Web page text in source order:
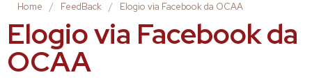
Home / FeedBack / Elogio via Facebook da OCAA
Elogio via Facebook da
OCAA